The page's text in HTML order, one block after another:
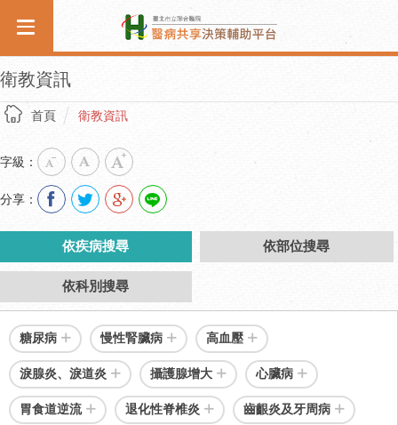
衛教資訊
首頁 衛教資訊
字級：
分享：
依疾病搜尋 依部位搜尋
依科別搜尋
糖尿病 慢性腎臟病 高血壓
淚腺炎、淚道炎 攝護腺增大 心臟病
胃食道逆流 退化性脊椎炎 齒齦炎及牙周病